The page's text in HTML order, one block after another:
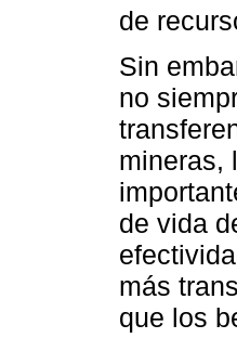
de
Sin
no
mineras,
de vida
más
que los